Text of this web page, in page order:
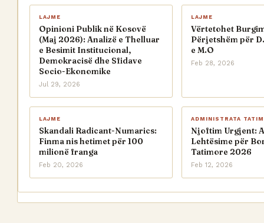
LAJME
Opinioni Publik në Kosovë
(Maj 2026): Analizë e Thelluar
e Besimit Institucional,
Demokracisë dhe Sfidave
Socio-Ekonomike
Jul 29, 2026
LAJME
Vërtetohet
Përjetshëm për
e M.O
Feb 28, 2026
LAJME
Skandali Radicant-Numarics:
Finma nis hetimet për 100
milionë franga
Feb 20, 2026
ADMINISTRATA
Njoftim Urgjent:
Lehtësime për
Tatimore 2026
Feb 12, 2026